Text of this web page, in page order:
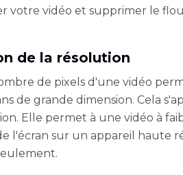
votre vidéo et supprimer le
de la résolution
de pixels d'une vidéo
de grande dimension. Cela
Elle permet à une vidéo à
l'écran sur un appareil haute